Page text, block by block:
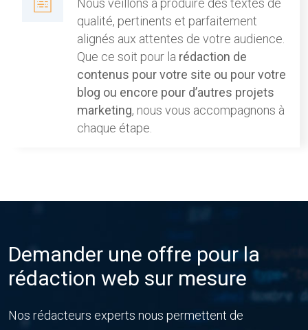
Nous veillons à produire des textes de
qualité, pertinents et parfaitement
alignés aux attentes de votre audience.
Que ce soit pour la rédaction de
contenus pour votre site ou pour votre
blog ou encore pour d’autres projets
marketing, nous vous accompagnons à
chaque étape.
Demander une offre pour la
rédaction web sur mesure
Nos rédacteurs experts nous permettent de